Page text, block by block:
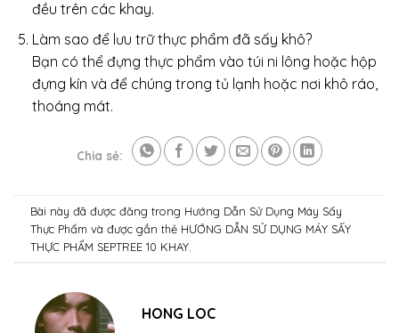
đều trên các khay.
Làm sao để lưu trữ thực phẩm đã sấy khô?
Bạn có thể đựng thực phẩm vào túi ni lông hoặc hộp
đựng kín và để chúng trong tủ lạnh hoặc nơi khô ráo,
thoáng mát.
Chia sẻ:
Bài này đã được đăng trong Hướng Dẫn Sử Dụng Máy Sấy
Thực Phẩm và được gắn thẻ HƯỚNG DẪN SỬ DỤNG MÁY SẤY
THỰC PHẨM SEPTREE 10 KHAY
HONG LOC